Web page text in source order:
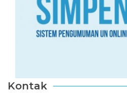
Kontak